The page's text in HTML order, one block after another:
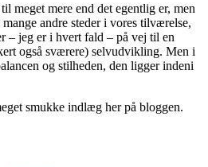
meget mere end det egentlig er, men
mange andre steder i vores tilværelse,
– jeg er i hvert fald – på vej til en
også sværere) selvudvikling. Men i
og stilheden, den ligger indeni
smukke indlæg her på bloggen.